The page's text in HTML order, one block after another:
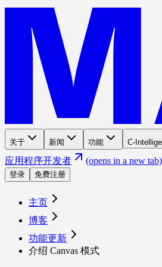
关于 新闻 功能 C-
应用程序开发者 (opens in a new tab)
登录 免费注册
主页
博客
功能更新
介绍 Canvas 模式